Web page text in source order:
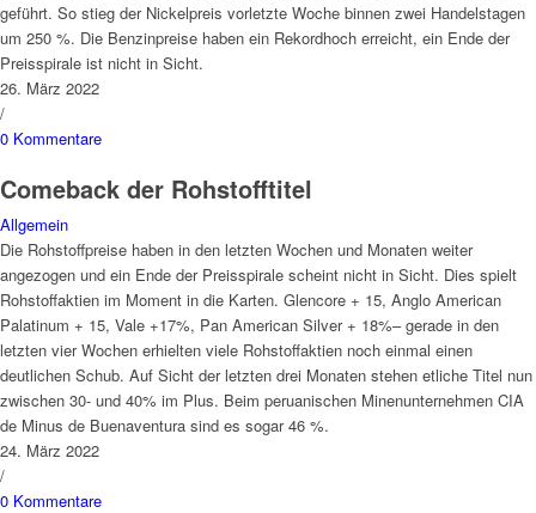
geführt. So stieg der Nickelpreis vorletzte Woche binnen zwei Handelstagen
um 250 %. Die Benzinpreise haben ein Rekordhoch erreicht, ein Ende der
Preisspirale ist nicht in Sicht.
26. März 2022
/
0 Kommentare
Comeback der Rohstofftitel
Allgemein
Die Rohstoffpreise haben in den letzten Wochen und Monaten weiter
angezogen und ein Ende der Preisspirale scheint nicht in Sicht. Dies spielt
Rohstoffaktien im Moment in die Karten. Glencore + 15, Anglo American
Palatinum + 15, Vale +17%, Pan American Silver + 18%– gerade in den
letzten vier Wochen erhielten viele Rohstoffaktien noch einmal einen
deutlichen Schub. Auf Sicht der letzten drei Monaten stehen etliche Titel nun
zwischen 30- und 40% im Plus. Beim peruanischen Minenunternehmen CIA
de Minus de Buenaventura sind es sogar 46 %.
24. März 2022
/
0 Kommentare